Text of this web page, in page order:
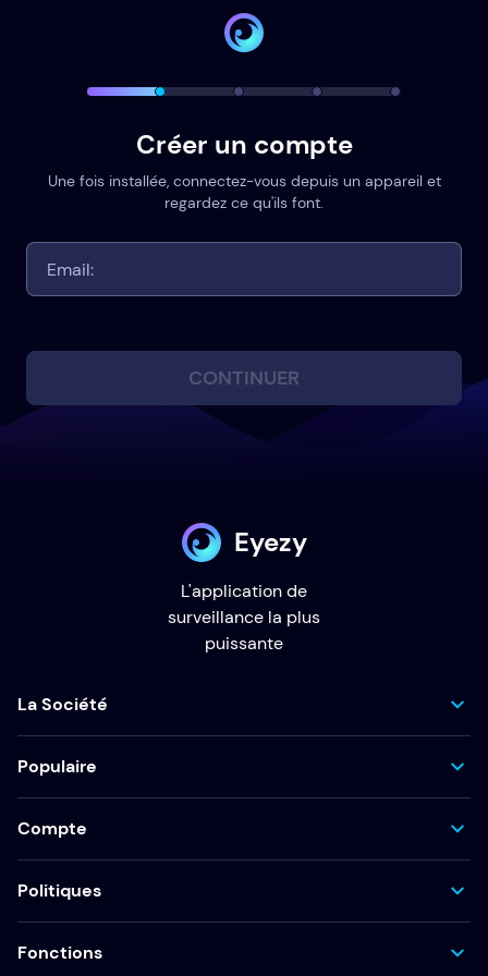
Créer un compte
Une fois installée, connectez-vous depuis un appareil et
regardez ce qu'ils font.
CONTINUER
Eyezy
L'application de
surveillance la plus
puissante
La Société
Populaire
Compte
Politiques
Fonctions